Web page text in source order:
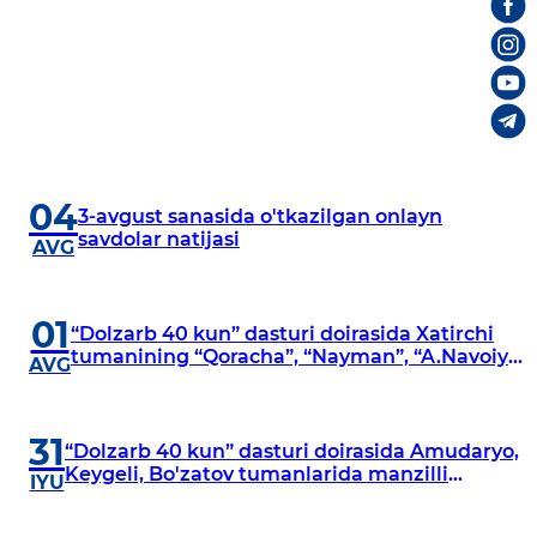
04
AVG
3-avgust sanasida o'tkazilgan onlayn
savdolar natijasi
01
AVG
“Dolzarb 40 kun” dasturi doirasida Xatirchi
tumanining “Qoracha”, “Nayman”, “A.Navoiy”
31
IYU
“Dolzarb 40 kun” dasturi doirasida Amudaryo,
Keygeli, Bo'zatov tumanlarida manzilli